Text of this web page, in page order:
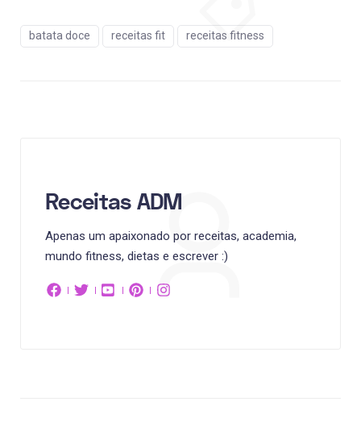
batata doce receitas fit receitas fitness
Receitas ADM
Apenas um apaixonado por receitas, academia,
mundo fitness, dietas e escrever :)